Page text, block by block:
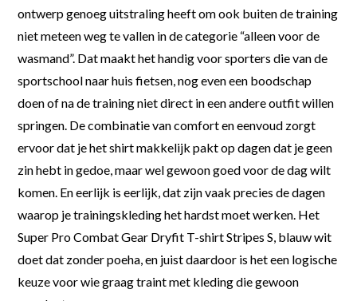
ontwerp genoeg uitstraling heeft om ook buiten de training
niet meteen weg te vallen in de categorie “alleen voor de
wasmand”. Dat maakt het handig voor sporters die van de
sportschool naar huis fietsen, nog even een boodschap
doen of na de training niet direct in een andere outfit willen
springen. De combinatie van comfort en eenvoud zorgt
ervoor dat je het shirt makkelijk pakt op dagen dat je geen
zin hebt in gedoe, maar wel gewoon goed voor de dag wilt
komen. En eerlijk is eerlijk, dat zijn vaak precies de dagen
waarop je trainingskleding het hardst moet werken. Het
Super Pro Combat Gear Dryfit T-shirt Stripes S, blauw wit
doet dat zonder poeha, en juist daardoor is het een logische
keuze voor wie graag traint met kleding die gewoon